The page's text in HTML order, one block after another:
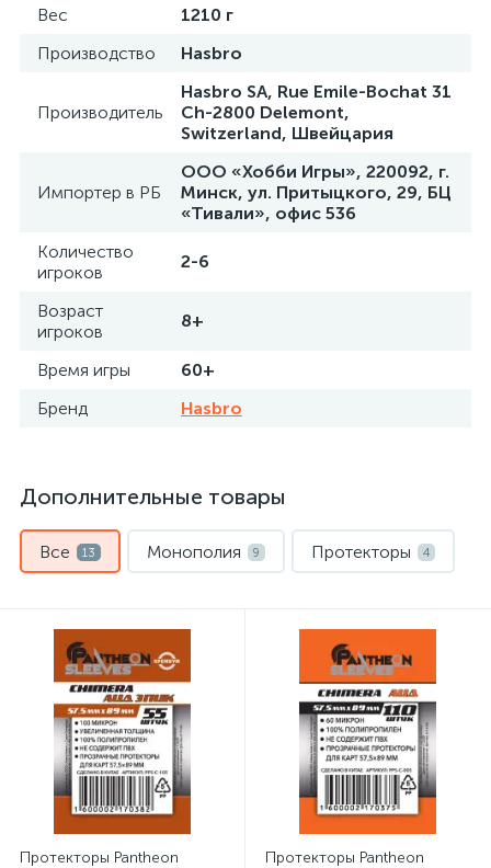
Вес
1210 г
Производство
Hasbro
Производитель
Hasbro SА, Rue Emile-Bochat 31
Ch-2800 Delemont,
Switzerland, Швейцария
Импортер в РБ
ООО «Хобби Игры», 220092, г.
Минск, ул. Притыцкого, 29, БЦ
«Тивали», офис 536
Количество
игроков
2-6
Возраст
игроков
8+
Время игры
60+
Бренд
Hasbro
Дополнительные товары
Все 13 Монополия 9 Протекторы 4
Протекторы Pantheon
Протекторы Pantheon